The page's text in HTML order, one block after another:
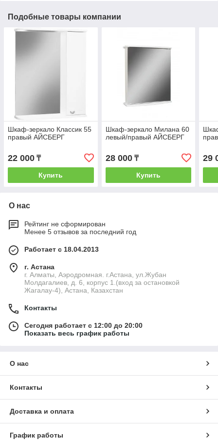
Подобные товары компании
Шкаф-зеркало Классик 55
правый АЙСБЕРГ
22 000 ₸
Купить
Шкаф-зеркало Милана 60
левый/правый АЙСБЕРГ
28 000₸
Купить
29
О нас
Рейтинг не сформирован
Менее 5 отзывов за последний год
Работает с 18.04.2013
г. Астана
г. Алматы, Аэродромная. г.Астана, ул.Жубан
Молдагалиев, д. 6, корпус 1.(вход за остановкой
Жагалау-4), Астана, Казахстан
Контакты
Сегодня работает с 12:00 до 20:00
Показать весь график работы
О нас
Контакты
Доставка и оплата
График работы